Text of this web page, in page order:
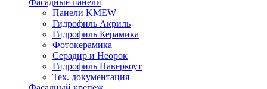
Фасадные панели
Панели KMEW
Гидрофиль Акриль
Гидрофиль Керамика
Фотокерамика
Серадир и Неорок
Гидрофиль Паверкоут
Тех. документация